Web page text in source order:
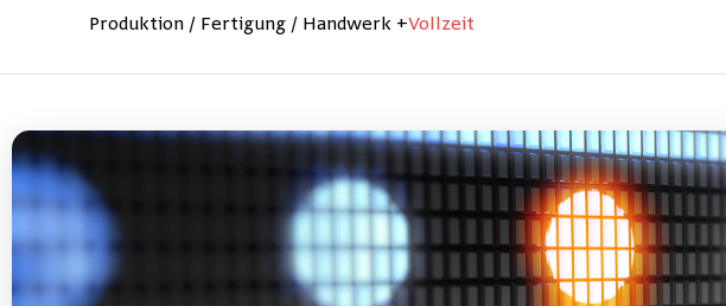
Produktion / Fertigung / Handwerk +Vollzeit